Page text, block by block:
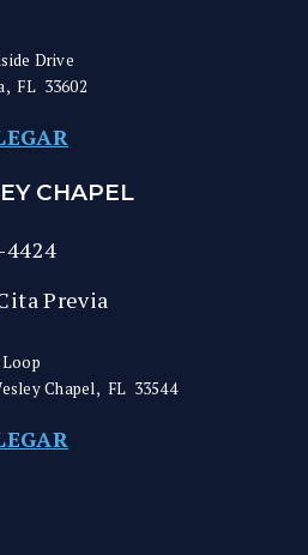
Drive
, FL 33602
CHAPEL
4424
Previa
Chapel, FL 33544